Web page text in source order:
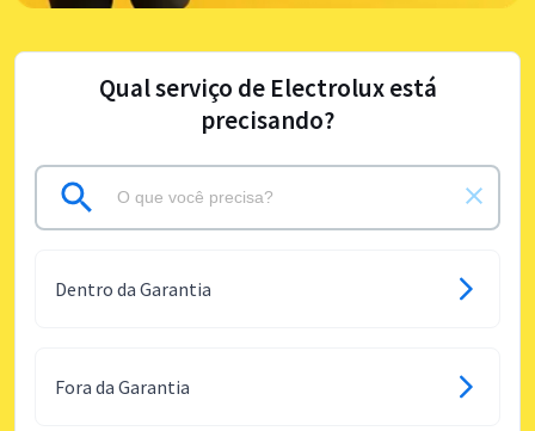
Qual serviço de Electrolux está
precisando?
Dentro da Garantia
Fora da Garantia